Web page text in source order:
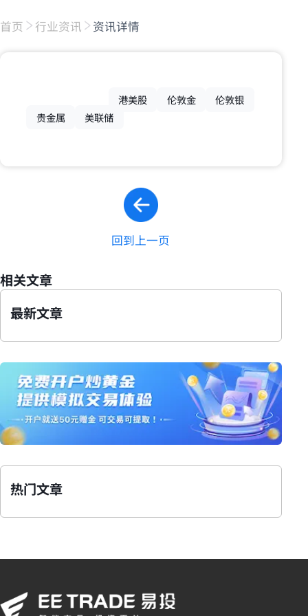
首页 行业资讯 资讯详情
港美股 伦敦金
伦敦银
贵金属
美联储
回到上一页
相关文章
最新文章
热门文章